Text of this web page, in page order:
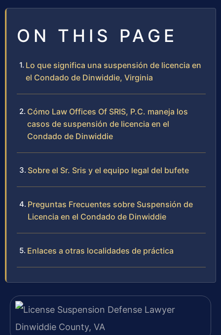
ON THIS PAGE
Lo que significa una suspensión de licencia en
el Condado de Dinwiddie, Virginia
Cómo Law Offices Of SRIS, P.C. maneja los
casos de suspensión de licencia en el
Condado de Dinwiddie
Sobre el Sr. Sris y el equipo legal del bufete
Preguntas Frecuentes sobre Suspensión de
Licencia en el Condado de Dinwiddie
Enlaces a otras localidades de práctica